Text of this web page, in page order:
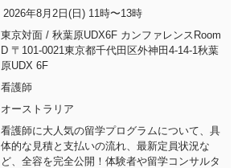
2026年8月2日(日) 11時〜13時
東京対面 / 秋葉原UDX6F カンファレンスRoom
D 〒101-0021東京都千代田区外神田4-14-1秋葉
原UDX 6F
看護師
オーストラリア
看護師に大人気の留学プログラムについて、具
体的な見積と支払いの流れ、最新定員状況な
ど、全容を完全公開！体験者や留学コンサルタ